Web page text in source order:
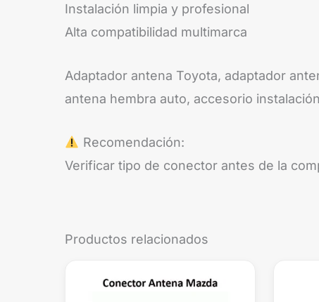
Instalación limpia y profesional
Alta compatibilidad multimarca
Adaptador antena Toyota, adaptador
antena hembra auto, accesorio
Recomendación:
Verificar tipo de conector antes de la
Productos relacionados